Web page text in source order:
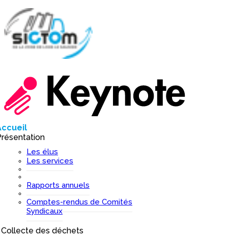
Les élus
Les services
Rapports annuels
Comptes-rendus de Comités
Syndicaux
Collecte des déchets